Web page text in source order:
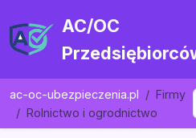
AC/OC
ac-oc-ubezpieczenia.pl
Firmy
Rolnictwo i ogrodnictwo